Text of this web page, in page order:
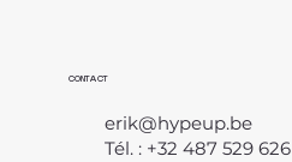
CONTACT
erik@hypeup.be
Tél. : +32 487 529 626